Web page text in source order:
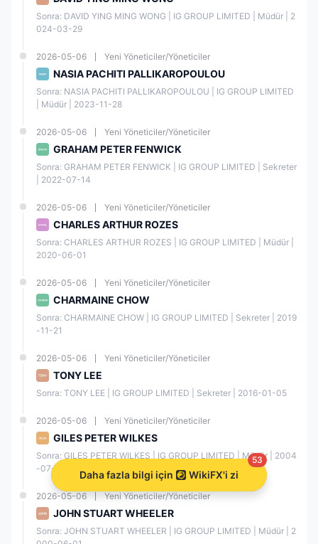
Daha fazla bilgi için WikiFX'i ziyaret edin.
53
Sonra: DAVID YING MING WONG | IG GROUP LIMITED | Müdür | 2
024-03-29
2026-05-06 Yeni Yöneticiler/Yöneticiler
NASIA PACHITI PALLIKAROPOULOU
Sonra: NASIA PACHITI PALLIKAROPOULOU | IG GROUP LIMITED
| Müdür | 2023-11-28
2026-05-06 Yeni Yöneticiler/Yöneticiler
GRAHAM PETER FENWICK
Sonra: GRAHAM PETER FENWICK | IG GROUP LIMITED | Sekreter
| 2022-07-14
2026-05-06 Yeni Yöneticiler/Yöneticiler
CHARLES ARTHUR ROZES
Sonra: CHARLES ARTHUR ROZES | IG GROUP LIMITED | Müdür |
2020-06-01
2026-05-06 Yeni Yöneticiler/Yöneticiler
CHARMAINE CHOW
Sonra: CHARMAINE CHOW | IG GROUP LIMITED | Sekreter | 2019
-11-21
2026-05-06 Yeni Yöneticiler/Yöneticiler
TONY LEE
Sonra: TONY LEE | IG GROUP LIMITED | Sekreter | 2016-01-05
2026-05-06 Yeni Yöneticiler/Yöneticiler
GILES PETER WILKES
Sonra: GILES PETER WILKES | IG GROUP LIMITED | Müdür | 2004
-07-12
2026-05-06 Yeni Yöneticiler/Yöneticiler
JOHN STUART WHEELER
Sonra: JOHN STUART WHEELER | IG GROUP LIMITED | Müdür | 2